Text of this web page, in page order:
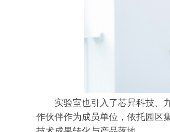
实验室也引入了芯昇科技、
作伙伴作为成员单位，依托园区